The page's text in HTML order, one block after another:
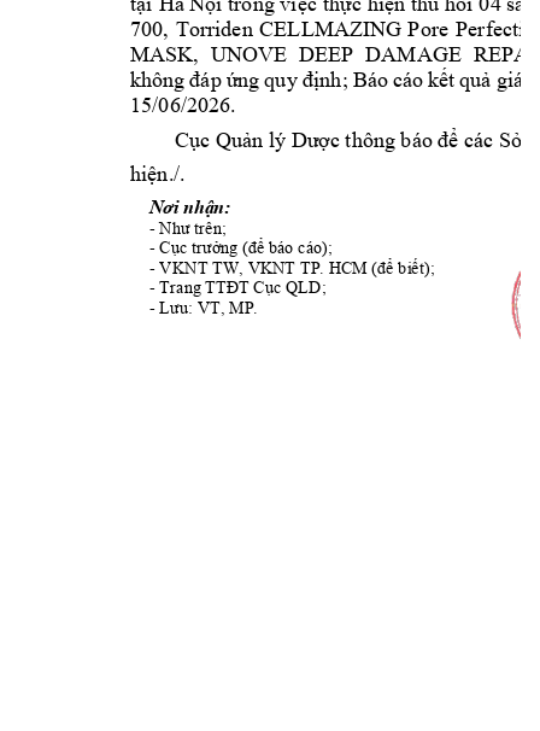
700, Torriden CELLMAZING Pore
MASK, UNOVE DEEP DAMAGE
không đáp ứng quyđịnh; Báo cáo kết quả giám
15/06/2026.
Cục Quản lý Dược thông báo để các Sở
hiện./.
Nơi nhận:
- Như trên;
- Cục trưởng (để báo cáo);
- VKNT TW, VKNT TP. HCM (để biết);
- Trang TTĐT Cục QLD;
- Lưu: VT, MP.